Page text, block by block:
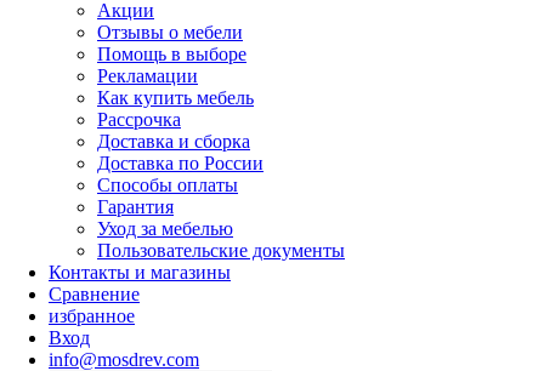
Акции
Отзывы о мебели
Помощь в выборе
Рекламации
Как купить мебель
Рассрочка
Доставка и сборка
Доставка по России
Способы оплаты
Гарантия
Уход за мебелью
Пользовательские документы
Контакты и магазины
Сравнение
избранное
Вход
info@mosdrev.com